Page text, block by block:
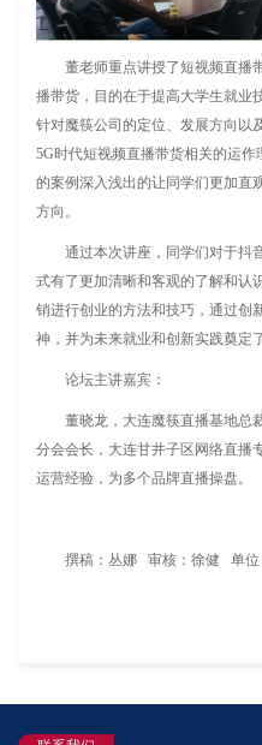
董老师重点讲授了短视频直播
播带货，目的在于提高大学生就业
针对魔筷公司的定位、发展方向以
5G时代短视频直播带货相关的运
的案例深入浅出的让同学们更加直
方向。
通过本次讲座，同学们对于抖
式有了更加清晰和客观的了解和认
销进行创业的方法和技巧，通过创
神，并为未来就业和创新实践奠定
论坛主讲嘉宾：
董晓龙，大连魔筷直播基地总
分会会长，大连甘井子区网络直播
运营经验，为多个品牌直播操盘。
撰稿：丛娜 审核：徐健 单位